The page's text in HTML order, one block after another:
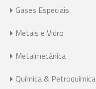
Gases Especiais
Metais e Vidro
Metalmecânica
Química & Petroquímica